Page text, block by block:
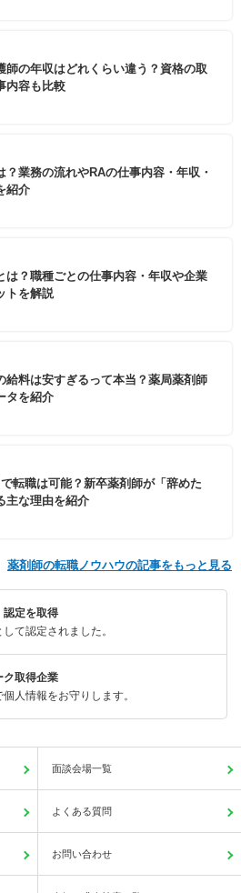
師の年収はどれくらい違う？資格の取
内容も比較
？業務の流れやRAの仕事内容・年収・
紹介
は？職種ごとの仕事内容・年収や企業
トを解説
給料は安すぎるって本当？薬局薬剤師
タを紹介
転職は可能？新卒薬剤師が「辞めた
主な理由を紹介
薬剤師の転職ノウハウの記事をもっと見る
認定を取得
て認定されました。
ク取得企業
人情報をお守りします。
面談会場一覧
よくある質問
お問い合わせ